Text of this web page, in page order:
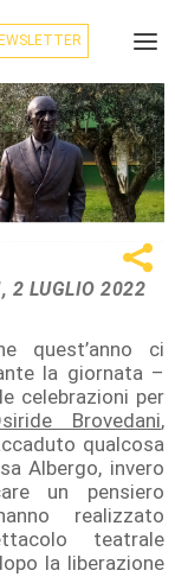
2 LUGLIO 2022
quest’anno ci
la giornata –
celebrazioni per
Brovedani,
qualcosa
Albergo, invero
un pensiero
realizzato
teatrale
la liberazione